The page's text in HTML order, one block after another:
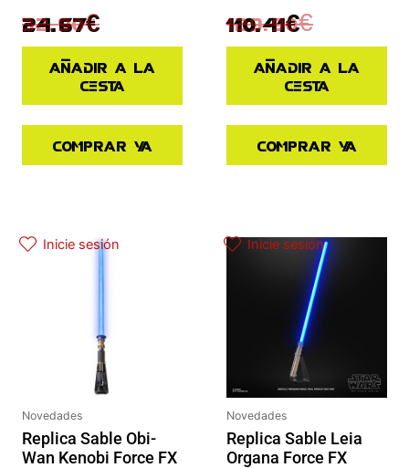
32.90€
24.67€
Añadir a la
cesta
Comprar ya
129.90€
110.41€
Añadir a la
cesta
Comprar ya
Inicie sesión
Novedades
Replica Sable Obi-
Wan Kenobi Force FX
Inicie sesión
Novedades
Replica Sable Leia
Organa Force FX